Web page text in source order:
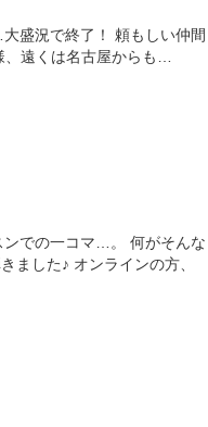
盛況で終了！ 頼もしい仲間
遠くは名古屋からも…
での一コマ…。 何がそんな
ました♪ オンラインの方、